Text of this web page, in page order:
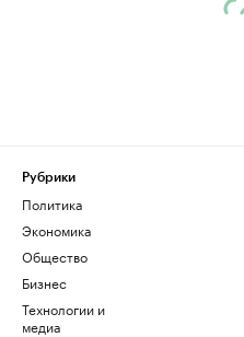
Рубрики
Политика
Экономика
Общество
Бизнес
Технологии и
медиа